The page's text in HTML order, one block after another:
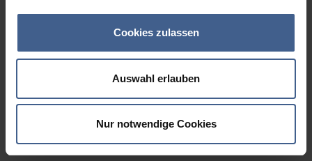
Cookies zulassen
Auswahl erlauben
Nur notwendige Cookies